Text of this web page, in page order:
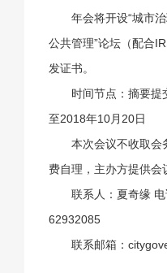
年会将开设“城市
公共管理”论坛（配合
发证书。
时间节点：摘要提
至2018年10月20日
本次会议不收取会
费自理，主办方提供会
联系人：夏奇缘
62932085
联系邮箱：